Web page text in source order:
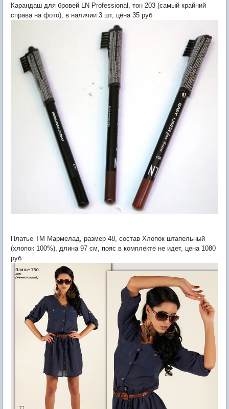
Карандаш для бровей LN Professional, тон 203 (самый крайний
справа на фото), в наличии 3 шт, цена 35 руб
Платье ТМ Мармелад, размер 48, состав Хлопок штапельный
(хлопок 100%), длина 97 см, пояс в комплекте не идет, цена 1080
руб